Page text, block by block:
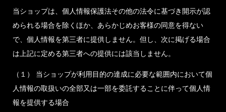
当ショップは、個人情報保護法その他の法令に基づき開示が認
められる場合を除くほか、あらかじめお客様の同意を得ない
で、個人情報を第三者に提供しません。但し、次に掲げる場合
は上記に定める第三者への提供には該当しません。
（１） 当ショップが利用目的の達成に必要な範囲内において個
人情報の取扱いの全部又は一部を委託することに伴って個人情
報を提供する場合